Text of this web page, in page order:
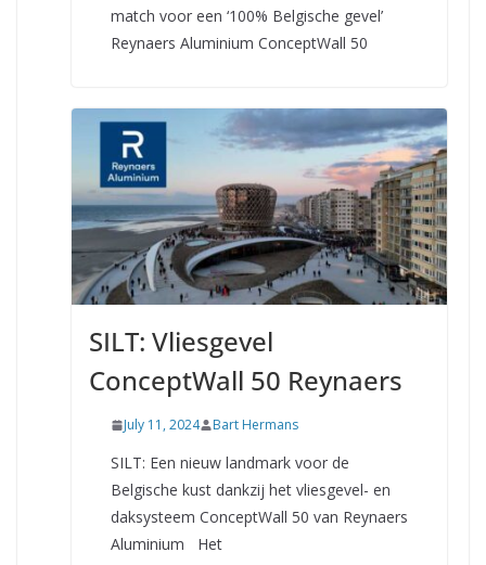
match voor een ‘100% Belgische gevel’
Reynaers Aluminium ConceptWall 50
SILT: Vliesgevel
ConceptWall 50 Reynaers
July 11, 2024 Bart Hermans
SILT: Een nieuw landmark voor de
Belgische kust dankzij het vliesgevel- en
daksysteem ConceptWall 50 van Reynaers
Aluminium Het